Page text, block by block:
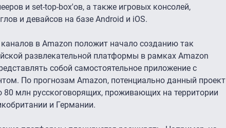
и set-top-box'ов, а также игровых консолей,
и девайсов на базе Android и iOS.
в Amazon положит начало созданию так
развлекательной платформы в рамках Amazon
собой самостоятельное приложение с
По прогнозам Amazon, потенциально данный проект
80 млн русскоговорящих, проживающих на территории
и Германии.